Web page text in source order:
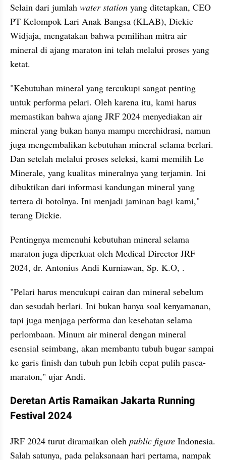
Selain dari jumlah water station yang ditetapkan, CEO
PT Kelompok Lari Anak Bangsa (KLAB), Dickie
Widjaja, mengatakan bahwa pemilihan mitra air
mineral di ajang maraton ini telah melalui proses yang
ketat.
"Kebutuhan mineral yang tercukupi sangat penting
untuk performa pelari. Oleh karena itu, kami harus
memastikan bahwa ajang JRF 2024 menyediakan air
mineral yang bukan hanya mampu merehidrasi, namun
juga mengembalikan kebutuhan mineral selama berlari.
Dan setelah melalui proses seleksi, kami memilih Le
Minerale, yang kualitas mineralnya yang terjamin. Ini
dibuktikan dari informasi kandungan mineral yang
tertera di botolnya. Ini menjadi jaminan bagi kami,"
terang Dickie.
Pentingnya memenuhi kebutuhan mineral selama
maraton juga diperkuat oleh Medical Director JRF
2024, dr. Antonius Andi Kurniawan, Sp. K.O, .
"Pelari harus mencukupi cairan dan mineral sebelum
dan sesudah berlari. Ini bukan hanya soal kenyamanan,
tapi juga menjaga performa dan kesehatan selama
perlombaan. Minum air mineral dengan mineral
esensial seimbang, akan membantu tubuh bugar sampai
ke garis finish dan tubuh pun lebih cepat pulih pasca-
maraton," ujar Andi.
Deretan Artis Ramaikan Jakarta Running
Festival 2024
JRF 2024 turut diramaikan oleh public figure Indonesia.
Salah satunya, pada pelaksanaan hari pertama, nampak